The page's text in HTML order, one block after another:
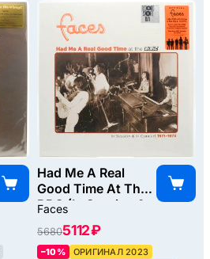
Had Me A Real
Good Time At The
BBC (In Session &
1973), 2023
Faces
56805112 ₽
–10%
ОРИГИНАЛ 2023